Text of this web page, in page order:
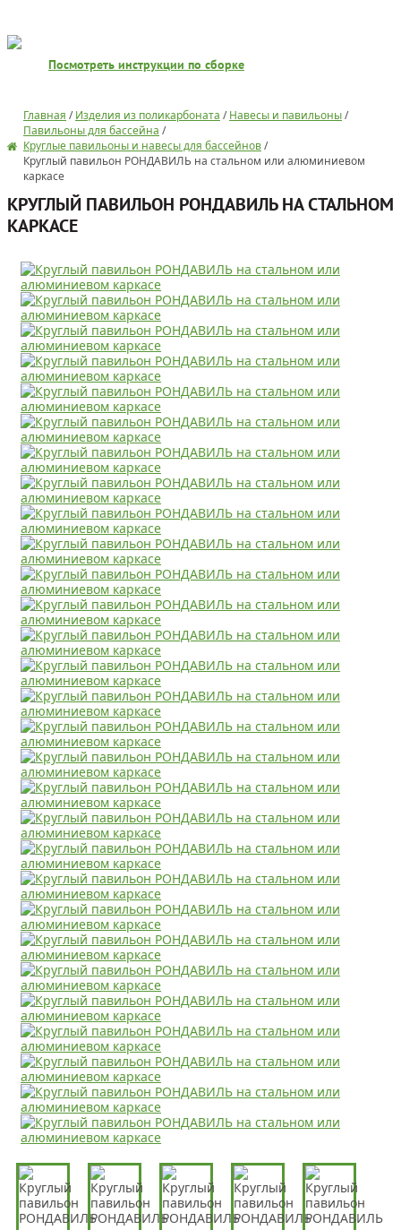
Посмотреть инструкции по сборке
Главная /Изделия из поликарбоната /Навесы и павильоны/
Павильоны для бассейна /
Круглые павильоны и навесы для бассейнов/
Круглый павильон РОНДАВИЛЬ на стальном или алюминиевом
каркасе
КРУГЛЫЙ ПАВИЛЬОН РОНДАВИЛЬ НА СТАЛЬНОМ
КАРКАСЕ